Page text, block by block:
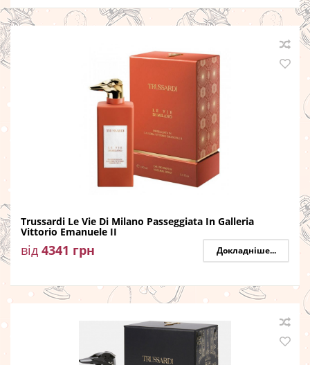
Trussardi Le Vie Di Milano Passeggiata In Galleria
Vittorio Emanuele II
від 4341 грн Докладніше...